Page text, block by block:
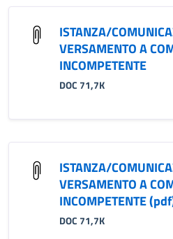
ISTANZA/
VERSAMENTO A
INCOMPETENTE
DOC 71,7K
ISTANZA/
VERSAMENTO A
INCOMPETENTE
DOC 71,7K